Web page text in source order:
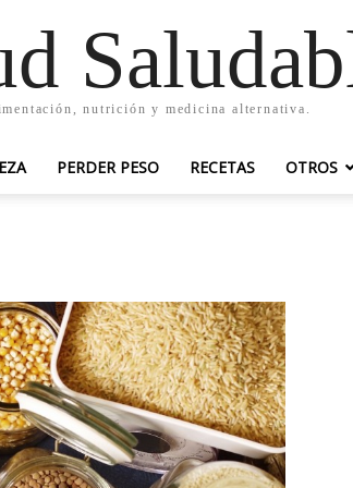
nutrición y medicina alternativa.
PERDER PESO RECETAS OTROS